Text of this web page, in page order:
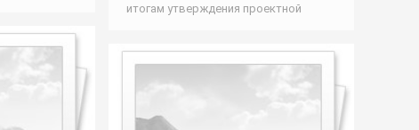
итогам утверждения проектной